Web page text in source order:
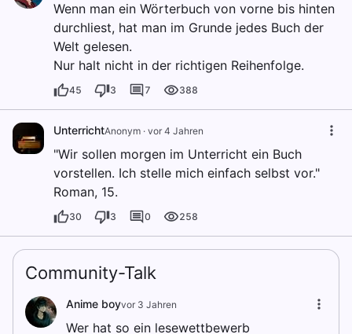
Wenn man ein Wörterbuch von vorne bis hinten
durchliest, hat man im Grunde jedes Buch der
Welt gelesen.
Nur halt nicht in der richtigen Reihenfolge.
45 3 7 388
UnterrichtAnonym · vor 4 Jahren
"Wir sollen morgen im Unterricht ein Buch
vorstellen. Ich stelle mich einfach selbst vor."
Roman, 15.
30 3 0 258
Community-Talk
Anime boyvor 3 Jahren
Wer hat so ein lesewettbewerb